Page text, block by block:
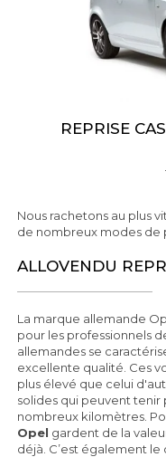
REPRISE
Nous rachetons au plus
de nombreux modes de
ALLOVENDU
La marque allemande
pour les professionnels
allemandes se
excellente qualité. Ces
plus élevé que celui
solides qui peuvent tenir
nombreux kilomètres.
Opel gardent de la
déjà. C’est également le